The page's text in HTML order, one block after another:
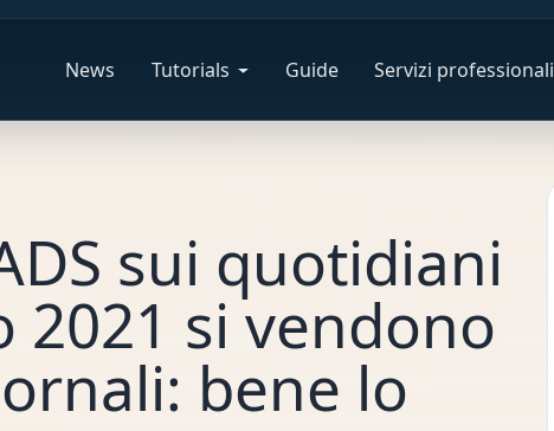
News Tutorials Guide Servizi professionali
sui quotidiani
2021 si vendono
bene lo